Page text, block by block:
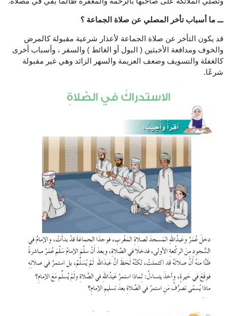
ـــ ما أسباب تأخر المصلي عن صلاة الجماعة ؟
قد يكون التأخر عن صلاة الجماعة لأعذار شرعية مقبولة كالمرض
والخوف ومدافعة الأخبثين ( البول أو الغائط ) والسفر ، وأسباب أخرى
كالغفلة والتسويف وضعف العزيمة والسهر الزائد وهي غير مقبولة
شرعًا.